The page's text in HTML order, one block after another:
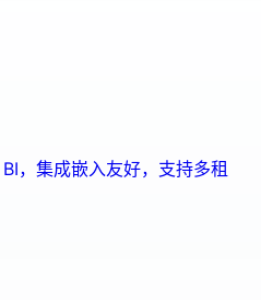
，集成嵌入友好，支持多租